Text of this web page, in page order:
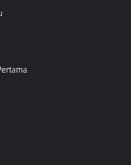
Privasi
Hak cipta dilindungi